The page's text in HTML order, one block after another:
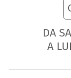
DA
A